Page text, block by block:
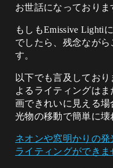
お世話になっておりま
もしもEmissive Lighti
でしたら、残念なが
す。
以下でも言及してお
よるライティングは
画できれいに見える
光物の移動で簡単に壊
ネオンや窓明かりの
ライティングができま